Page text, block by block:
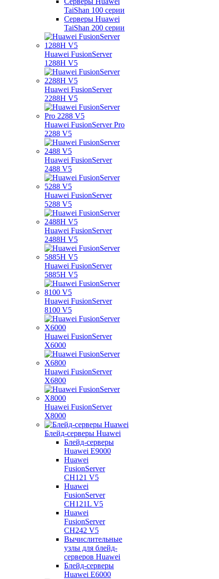
TaiShan 100 серии
Серверы Huawei
TaiShan 200 серии
Huawei FusionServer
1288H V5
Huawei FusionServer
2288H V5
Huawei FusionServer Pro
2288 V5
Huawei FusionServer
2488 V5
Huawei FusionServer
5288 V5
Huawei FusionServer
2488H V5
Huawei FusionServer
5885H V5
Huawei FusionServer
8100 V5
Huawei FusionServer
X6000
Huawei FusionServer
X6800
Huawei FusionServer
X8000
Блейд-серверы Huawei
Блейд-серверы
Huawei E9000
Huawei
FusionServer
CH121 V5
Huawei
FusionServer
CH121L V5
Huawei
FusionServer
CH242 V5
Вычислительные
узлы для блейд-
серверов Huawei
Блейд-серверы
Huawei E6000